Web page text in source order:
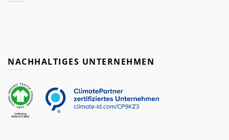
NACHHALTIGES UNTERNEHMEN